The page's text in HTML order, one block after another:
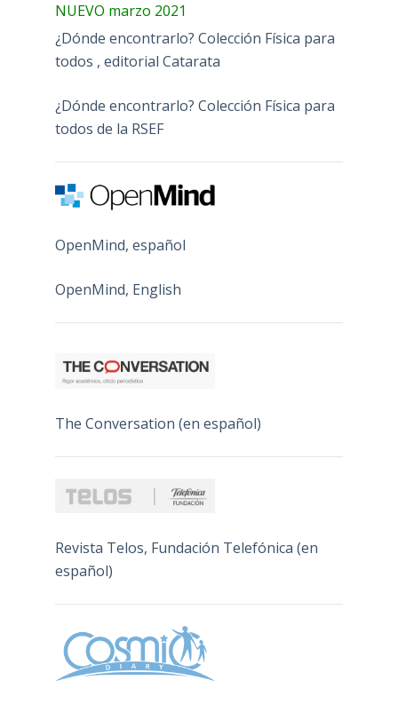
NUEVO marzo 2021
¿Dónde encontrarlo? Colección Física para
todos , editorial Catarata
¿Dónde encontrarlo? Colección Física para
todos de la RSEF
OpenMind, español
OpenMind, English
The Conversation (en español)
Revista Telos, Fundación Telefónica (en
español)